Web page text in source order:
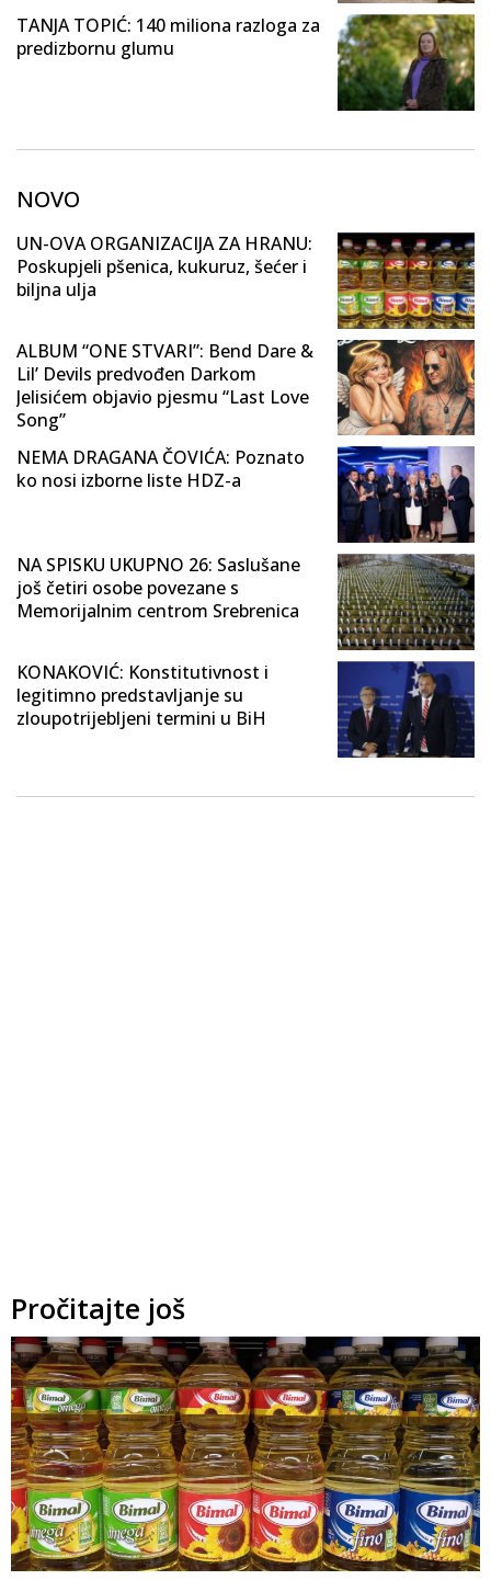
TANJA TOPIĆ: 140 miliona razloga za
predizbornu glumu
NOVO
UN-OVA ORGANIZACIJA ZA HRANU:
Poskupjeli pšenica, kukuruz, šećer i
biljna ulja
ALBUM “ONE STVARI”: Bend Dare &
Lil’ Devils predvođen Darkom
Jelisićem objavio pjesmu “Last Love
Song”
NEMA DRAGANA ČOVIĆA: Poznato
ko nosi izborne liste HDZ-a
NA SPISKU UKUPNO 26: Saslušane
još četiri osobe povezane s
Memorijalnim centrom Srebrenica
KONAKOVIĆ: Konstitutivnost i
legitimno predstavljanje su
zloupotrijebljeni termini u BiH
Pročitajte još